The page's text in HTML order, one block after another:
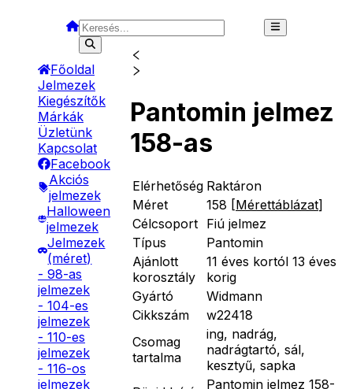
Főoldal
Jelmezek
Kiegészítők
Márkák
Üzletünk
Kapcsolat
Facebook
Akciós
jelmezek
Halloween
jelmezek
Jelmezek
(méret)
- 98-as
jelmezek
- 104-es
jelmezek
- 110-es
jelmezek
- 116-os
jelmezek
Pantomin jelmez
158-as
Elérhetőség Raktáron
Méret
158 [Mérettáblázat]
Célcsoport Fiú jelmez
Típus
Pantomin
Ajánlott
korosztály
11 éves kortól 13 éves
korig
Gyártó
Widmann
Cikkszám
w22418
Csomag
tartalma
ing, nadrág,
nadrágtartó, sál,
kesztyű, sapka
Pantomin jelmez 158-